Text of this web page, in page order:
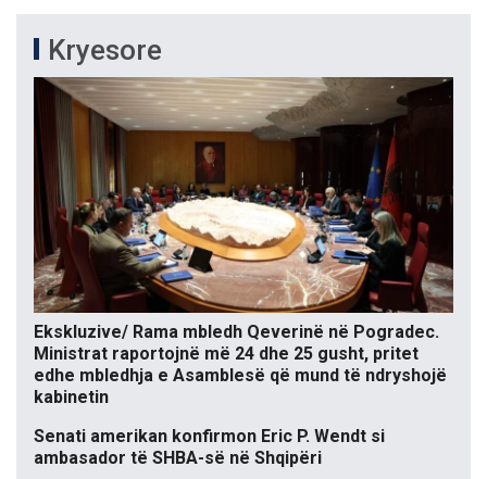
Kryesore
Ekskluzive/ Rama mbledh Qeverinë në Pogradec.
Ministrat raportojnë më 24 dhe 25 gusht, pritet
edhe mbledhja e Asamblesë që mund të ndryshojë
kabinetin
Senati amerikan konfirmon Eric P. Wendt si
ambasador të SHBA-së në Shqipëri